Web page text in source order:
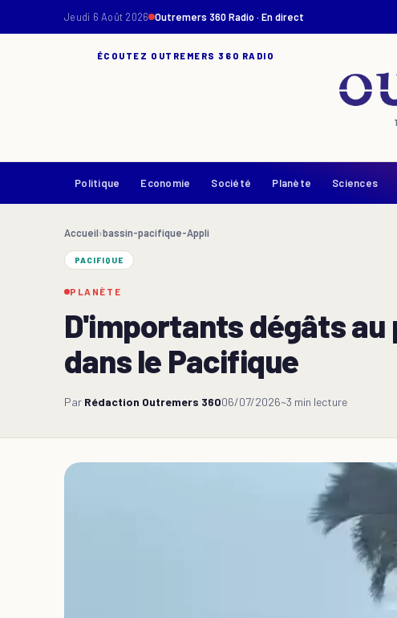
Jeudi 6 Août 2026 Outremers 360 Radio · En direct
ÉCOUTEZ OUTREMERS 360 RADIO
Politique Economie Société Planète Sciences
Accueil›bassin-pacifique-Appli
PACIFIQUE
PLANÈTE
D'importants dégâts au
dans le Pacifique
Par Rédaction Outremers 36006/07/2026~3 min lecture